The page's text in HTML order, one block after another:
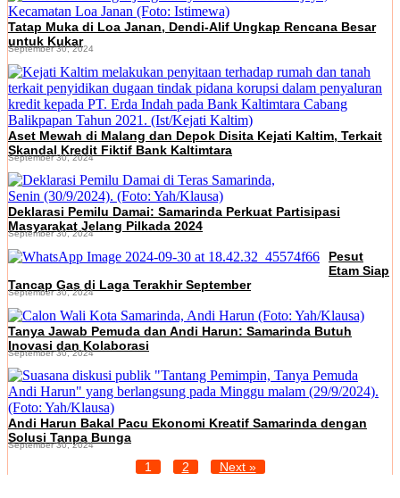
Tatap Muka di Loa Janan, Dendi-Alif Ungkap Rencana Besar
untuk Kukar
September 30, 2024
Aset Mewah di Malang dan Depok Disita Kejati Kaltim, Terkait
Skandal Kredit Fiktif Bank Kaltimtara
September 30, 2024
Deklarasi Pemilu Damai: Samarinda Perkuat Partisipasi
Masyarakat Jelang Pilkada 2024
September 30, 2024
Pesut
Etam Siap
Tancap Gas di Laga Terakhir September
September 30, 2024
Tanya Jawab Pemuda dan Andi Harun: Samarinda Butuh
Inovasi dan Kolaborasi
September 30, 2024
Andi Harun Bakal Pacu Ekonomi Kreatif Samarinda dengan
Solusi Tanpa Bunga
September 30, 2024
1 2 Next »